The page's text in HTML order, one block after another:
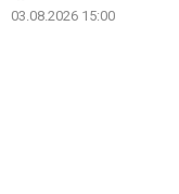
03.08.2026 15:00